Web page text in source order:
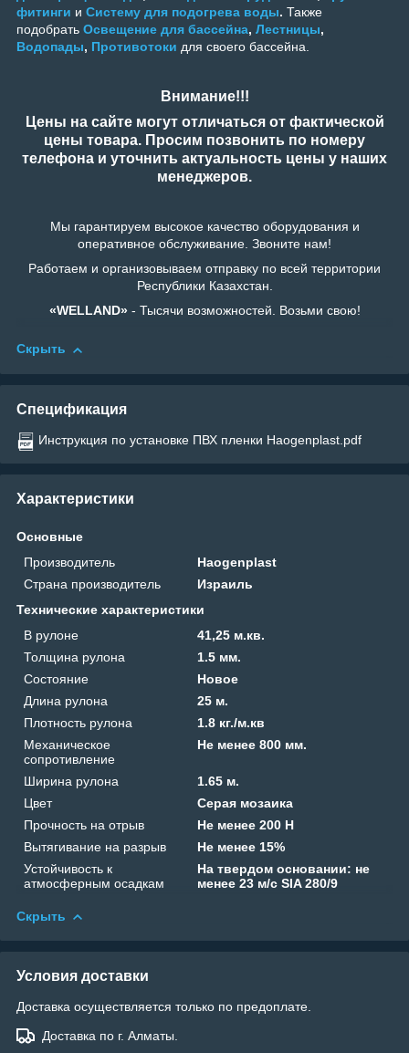
фитинги и Систему для подогрева воды. Также
подобрать Освещение для бассейна, Лестницы,
Водопады, Противотоки для своего бассейна.
Внимание!!!
Цены на сайте могут отличаться от фактической
цены товара. Просим позвонить по номеру
телефона и уточнить актуальность цены у наших
менеджеров.
Мы гарантируем высокое качество оборудования и
оперативное обслуживание. Звоните нам!
Работаем и организовываем отправку по всей территории
Республики Казахстан.
«WELLAND»- Тысячи возможностей. Возьми свою!
Скрыть
Спецификация
Инструкция по установке ПВХ пленки Haogenplast.pdf
Характеристики
Основные
Производитель
Haogenplast
Страна производитель
Израиль
Технические характеристики
В рулоне
41,25 м.кв.
Толщина рулона
1.5 мм.
Состояние
Новое
Длина рулона
25 м.
Плотность рулона
1.8 кг./м.кв
Механическое
сопротивление
Не менее 800 мм.
Ширина рулона
1.65 м.
Цвет
Серая мозаика
Прочность на отрыв
Не менее 200 Н
Вытягивание на разрыв
Не менее 15%
Устойчивость к
атмосферным осадкам
На твердом основании: не
менее 23 м/с SIA 280/9
Скрыть
Условия доставки
Доставка осуществляется только по предоплате.
Доставка по г. Алматы.